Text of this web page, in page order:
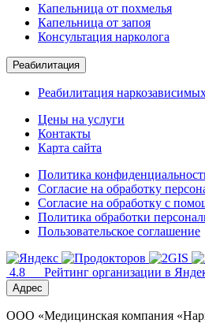
Капельница от похмелья
Капельница от запоя
Консультация нарколога
Реабилитация
Реабилитация
Цены на услуги
Контакты
Карта сайта
Политика
Согласие на обработку
Согласие на обработку с
Политика обработки
Пользовательское соглашение
4.8 Рейтинг организации в
Адрес
ООО «Медицинская компания